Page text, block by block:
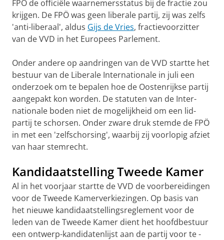
FPÖ de offi­ciële waar­ne­mers­status bij de fractie zou
krijgen. De FPÖ was geen libe­rale partij, zij was zelfs
'anti-liberaal', aldus Gijs de Vries, frac­tievoor­zitter
van de VVD in het Euro­pees Par­lement.
Onder andere op aandringen van de VVD startte het
bestuur van de Liberale Internationale in juli een
onder­zoek om te bepalen hoe de Oostenrijkse par­tij
aangepakt kon worden. De statuten van de Inter­
natio­nale boden niet de mogelijk­heid om een lid-
partij te schorsen. Onder zware druk stemde de FPÖ
in met een 'zelfschor­sing', waarbij zij voorlo­pig afziet
van haar stem­recht.
Kandidaatstelling Tweede Kamer
Al in het voorjaar startte de VVD de voorbereidingen
voor de Twee­de Kamerverkiezingen. Op basis van
het nieuwe kandi­daat­stel­lingsre­glement voor de
leden van de Tweede Kamer dient het hoofdbestuur
een ont­werp-kandi­daten­lijst aan de partij voor te ­